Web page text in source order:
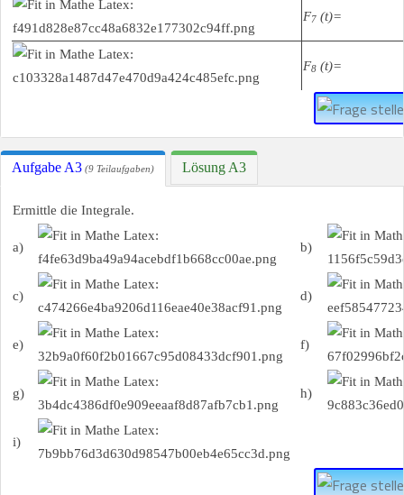
F7 (t)=
F8 (t)=
Aufgabe A3 (9 Teilaufgaben) Lösung A3
Ermittle die Integrale.
a) b)
c) d)
e) f)
g) h)
i)